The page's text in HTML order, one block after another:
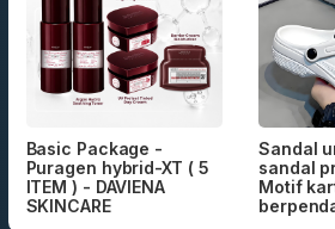
Basic Package -
Puragen hybrid-XT ( 5
ITEM ) - DAVIENA
SKINCARE
Sandal
sandal
Motif